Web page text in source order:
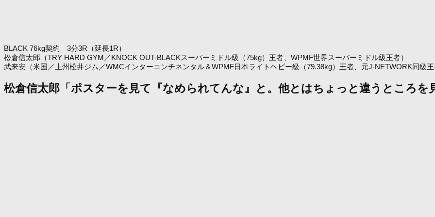
BLACK 76kg契約 3分3R（延長1R）
松倉信太郎（TRY HARD GYM／KNOCK OUT-BLACKスーパーミドル級（75kg）王者、WPMF世界スーパーミドル級王者）
武来安（米国／上州松井ジム／WMCインターコンチネンタル＆WPMF日本ライトヘビー級（79.38kg）王者、元J-NETWORK同級王
松倉信太郎「ポスターを見て『なめられてんな』と。他とはちょっと違うところを